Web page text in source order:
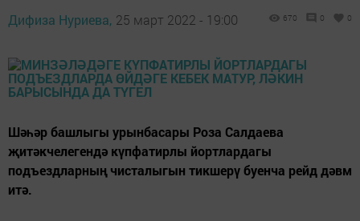
Дифиза Нуриева, 25 март 2022 - 19:00 670 0 0
Шәһәр башлыгы урынбасары Роза Салдаева
җитәкчелегендә күпфатирлы йортлардагы
подъездларның чисталыгын тикшерү буенча рейд дәвм
итә.